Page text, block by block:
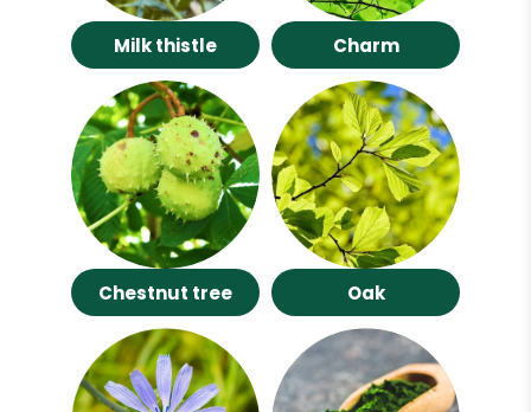
Milk thistle Charm
Chestnut tree Oak